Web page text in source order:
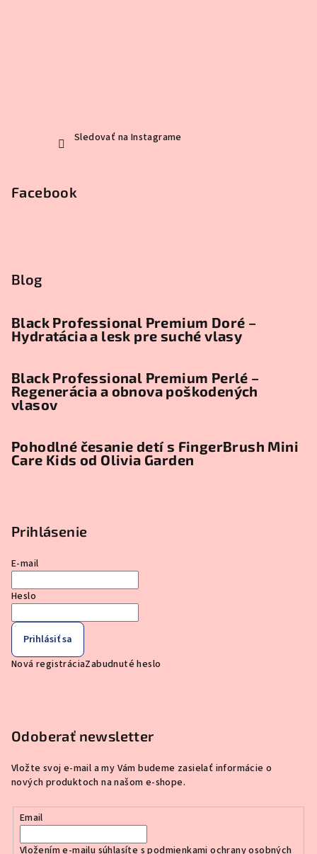
Sledovať na Instagrame
Facebook
Blog
Black Professional Premium Doré –
Hydratácia a lesk pre suché vlasy
Black Professional Premium Perlé –
Regenerácia a obnova poškodených
vlasov
Pohodlné česanie detí s FingerBrush Mini
Care Kids od Olivia Garden
Prihlásenie
E-mail
Heslo
Prihlásiť sa
Nová registráciaZabudnuté heslo
Odoberať newsletter
Vložte svoj e-mail a my Vám budeme zasielať informácie o
nových produktoch na našom e-shope.
Email
Vložením e-mailu súhlasíte spodmienkami ochrany osobných